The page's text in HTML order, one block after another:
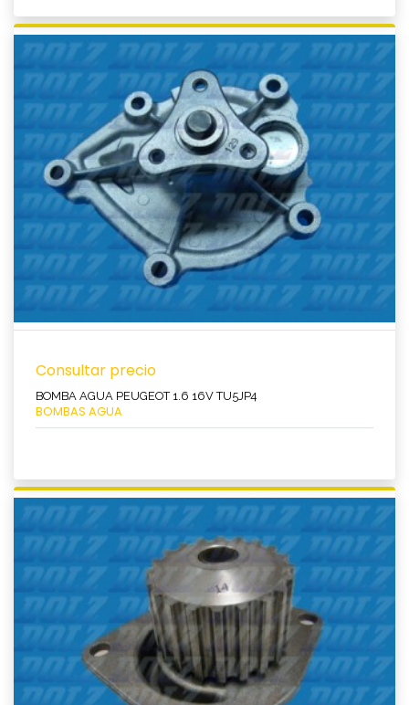
Ver producto
Consultar precio
BOMBA AGUA PEUGEOT 1.6 16V TU5JP4
BOMBAS AGUA
Ver producto